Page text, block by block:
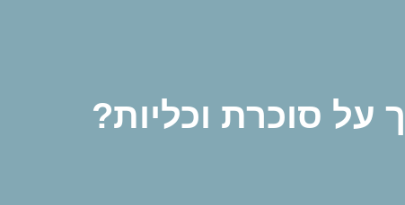
על סוכרת וכליות?